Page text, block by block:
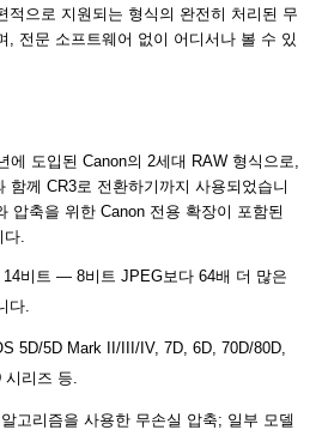
적으로 지원되는 형식의 완전히 처리된 무
, 전문 소프트웨어 없이 어디서나 볼 수 있
에 도입된 Canon의 2세대 RAW 형식으로,
함께 CR3로 전환하기까지 사용되었습니
압축을 위한 Canon 전용 확장이 포함된
다.
14비트 — 8비트 JPEG보다 64배 더 많은
다.
5D/5D Mark II/III/IV, 7D, 6D, 70D/80D,
시리즈 등.
고리즘을 사용한 무손실 압축; 일부 모델